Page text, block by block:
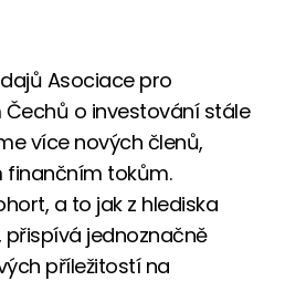
Asociace pro
o investování stále
více nových členů,
finančním tokům.
a to jak z hlediska
jednoznačně
příležitostí na